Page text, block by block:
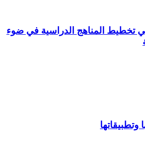
في تخطيط المناهج الدراسية في ضوء
وتطبيقاتها